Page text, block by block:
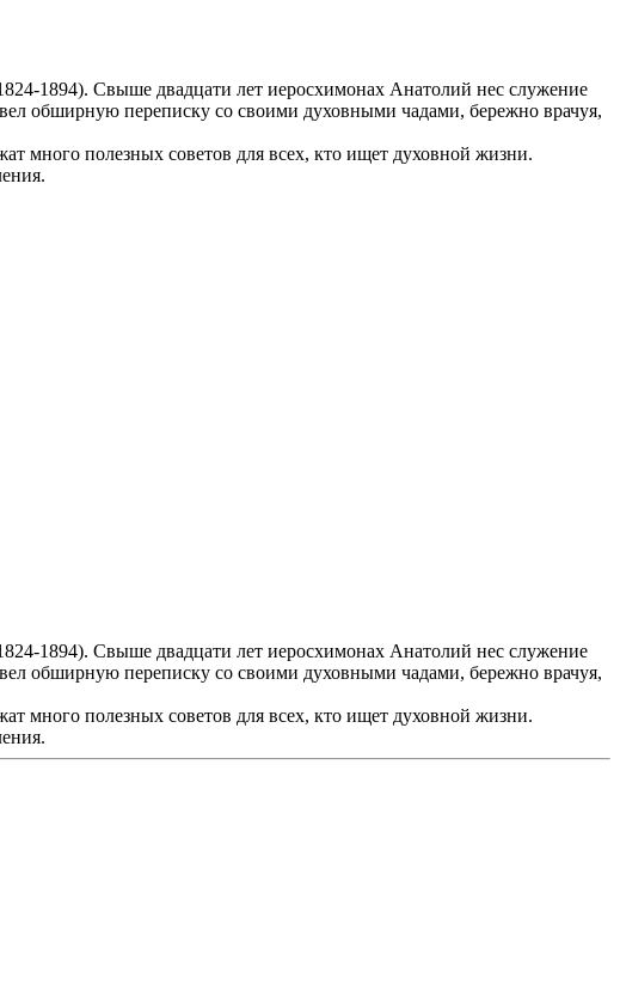
1894). Свыше двадцати лет иеросхимонах Анатолий нес служение
обширную переписку со своими духовными чадами, бережно врачуя,
много полезных советов для всех, кто ищет духовной жизни.
1894). Свыше двадцати лет иеросхимонах Анатолий нес служение
обширную переписку со своими духовными чадами, бережно врачуя,
много полезных советов для всех, кто ищет духовной жизни.